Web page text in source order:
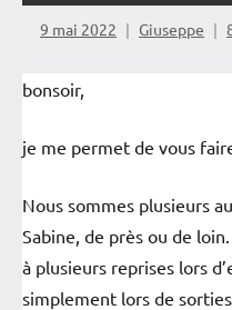
9 mai 2022 Giuseppe
bonsoir,
je me permet de vous
Nous sommes plusieurs
Sabine, de près ou de
à plusieurs reprises lors
simplement lors de